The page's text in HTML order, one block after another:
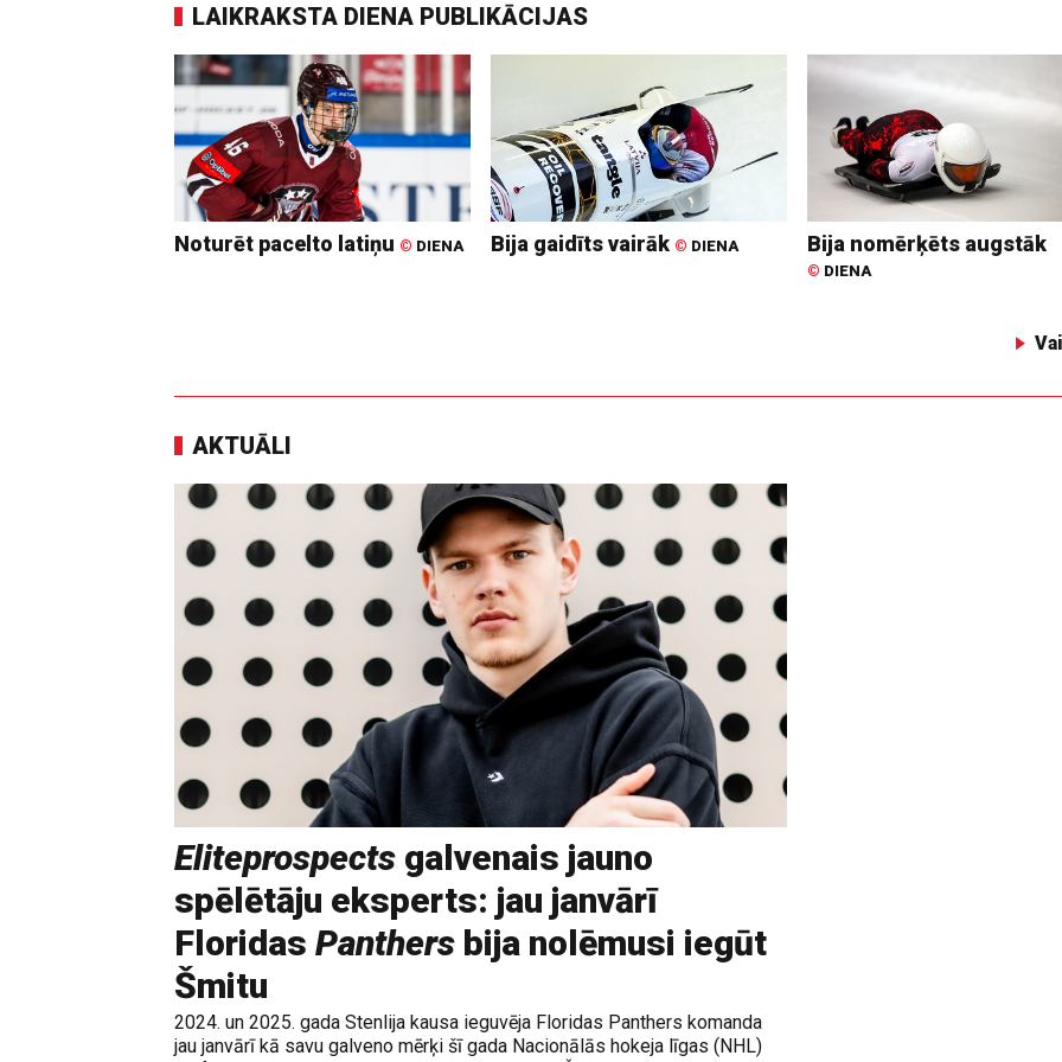
LAIKRAKSTA DIENA PUBLIKĀCIJAS
Noturēt pacelto latiņu © DIENA Bija gaidīts vairāk © DIENA Bija nomērķēts augstāk
© DIENA
AKTUĀLI
Eliteprospects galvenais jauno
spēlētāju eksperts: jau janvārī
Floridas Panthers bija nolēmusi iegūt
Šmitu
2024. un 2025. gada Stenlija kausa ieguvēja Floridas Panthers komanda
jau janvārī kā savu galveno mērķi šī gada Nacionālās hokeja līgas (NHL)